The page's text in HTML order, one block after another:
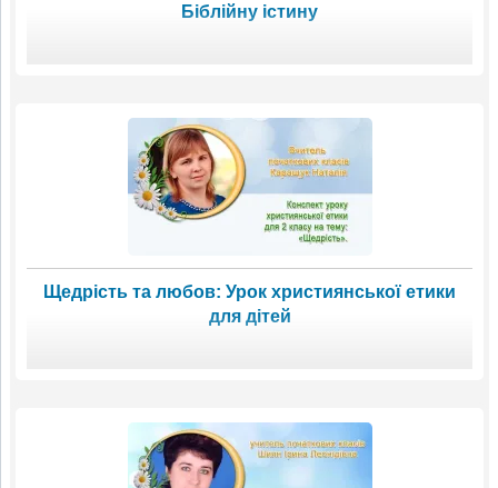
Біблійну істину
Щедрість та любов: Урок християнської етики
для дітей